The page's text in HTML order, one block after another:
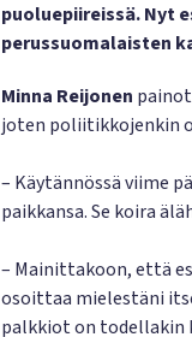
puoluepiireissä. Nyt
perussuomalaisten
Minna Reijonen
joten poliitikkojenkin
– Käytännössä viime
paikkansa. Se koira
– Mainittakoon, että
osoittaa mielestäni
palkkiot on todellakin